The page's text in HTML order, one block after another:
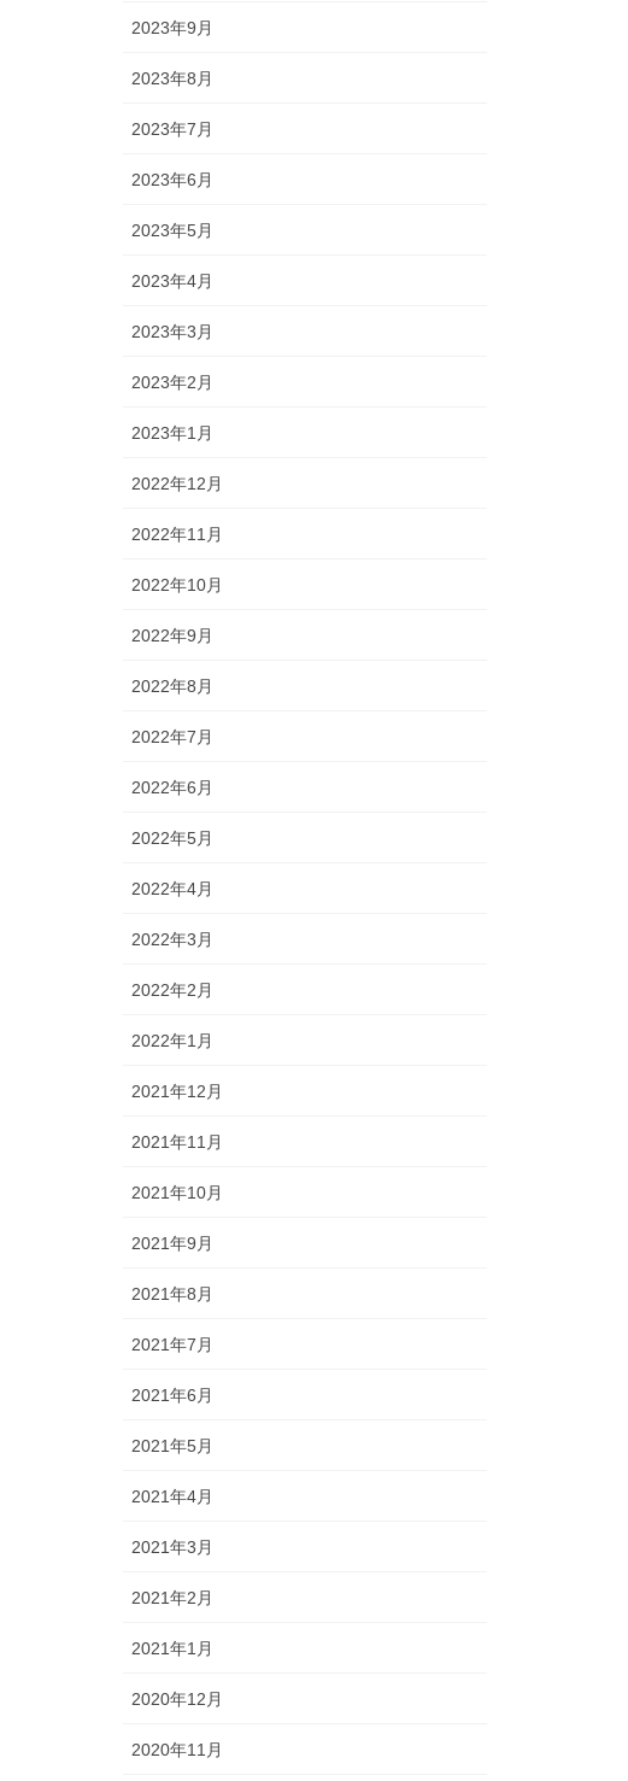
2023年9月
2023年8月
2023年7月
2023年6月
2023年5月
2023年4月
2023年3月
2023年2月
2023年1月
2022年12月
2022年11月
2022年10月
2022年9月
2022年8月
2022年7月
2022年6月
2022年5月
2022年4月
2022年3月
2022年2月
2022年1月
2021年12月
2021年11月
2021年10月
2021年9月
2021年8月
2021年7月
2021年6月
2021年5月
2021年4月
2021年3月
2021年2月
2021年1月
2020年12月
2020年11月